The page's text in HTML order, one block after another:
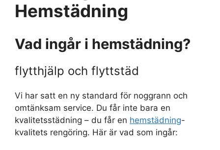
Hemstädning
Vad ingår i hemstädning?
flytthjälp och flyttstäd
Vi har satt en ny standard för noggrann och
omtänksam service. Du får inte bara en
kvalitetsstädning – du får en hemstädning-
kvalitets rengöring. Här är vad som ingår: